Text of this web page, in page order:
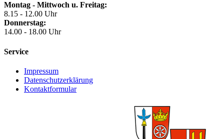
Montag - Mittwoch u. Freitag:
8.15 - 12.00 Uhr
Donnerstag:
14.00 - 18.00 Uhr
Service
Impressum
Datenschutzerklärung
Kontaktformular